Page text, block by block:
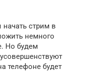
стрим в
немного
Но будем
телефоне будет